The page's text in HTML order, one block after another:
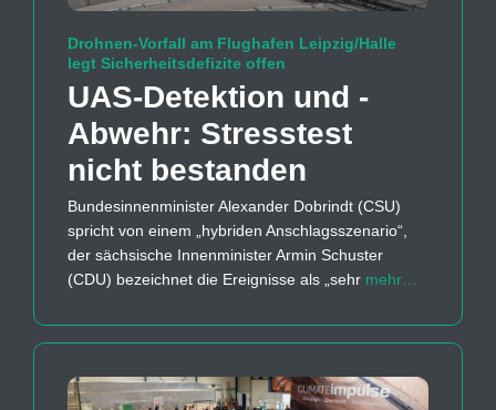
Drohnen-Vorfall am Flughafen Leipzig/Halle
legt Sicherheitsdefizite offen
UAS-Detektion und -
Abwehr: Stresstest
nicht bestanden
Bundesinnenminister Alexander Dobrindt (CSU)
spricht von einem „hybriden Anschlagsszenario“,
der sächsische Innenminister Armin Schuster
(CDU) bezeichnet die Ereignisse als „sehr mehr…